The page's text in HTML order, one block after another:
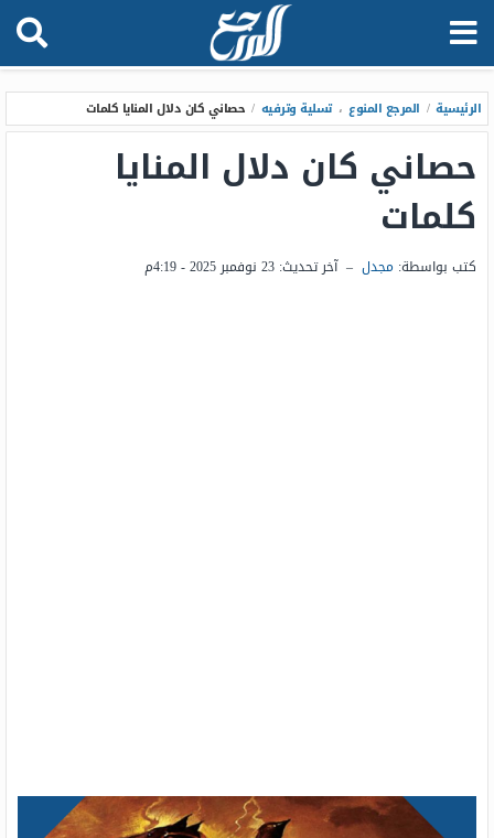
الرئيسية / المرجع المنوع ، تسلية وترفيه / حصاني كان دلال المنايا كلمات
حصاني كان دلال المنايا
كلمات
كتب بواسطة: مجدل – آخر تحديث: 23 نوفمبر 2025 - 4:19م